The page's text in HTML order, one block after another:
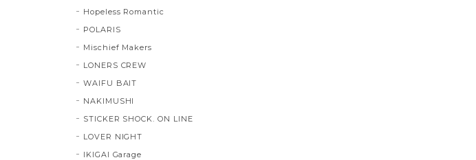
Hopeless Romantic
POLARIS
Mischief Makers
LONERS CREW
WAIFU BAIT
NAKIMUSHI
STICKER SHOCK. ON LINE
LOVER NIGHT
IKIGAI Garage